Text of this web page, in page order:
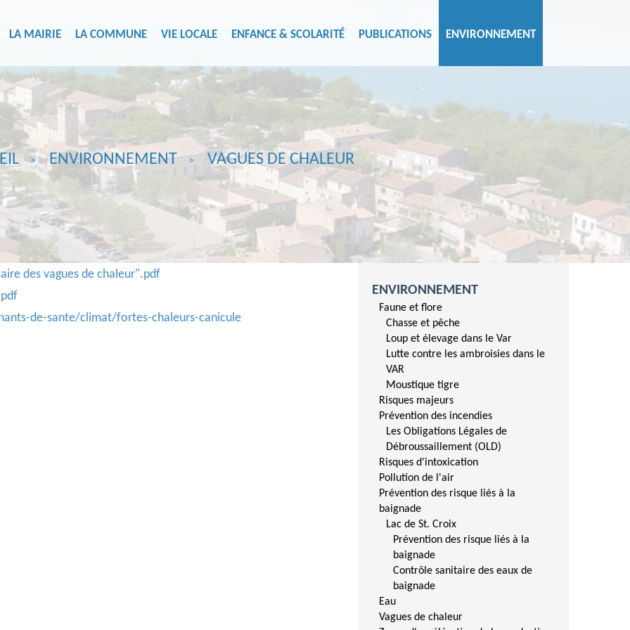
LA MAIRIE LA COMMUNE VIE LOCALE ENFANCE & SCOLARITÉ PUBLICATIONS ENVIRONNEMENT
ENVIRONNEMENT VAGUES DE CHALEUR
des vagues de chaleur".pdf
de-sante/climat/fortes-chaleurs-canicule
ENVIRONNEMENT
Faune et flore
Chasse et pêche
Loup et élevage dans le Var
Lutte contre les ambroisies dans le
VAR
Moustique tigre
Risques majeurs
Prévention des incendies
Les Obligations Légales de
Débroussaillement (OLD)
Risques d'intoxication
Pollution de l'air
Prévention des risque liés à la
baignade
Lac de St. Croix
Prévention des risque liés à la
baignade
Contrôle sanitaire des eaux de
baignade
Eau
Vagues de chaleur